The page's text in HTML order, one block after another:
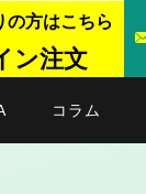
の方はこちら
ン注文
コラム